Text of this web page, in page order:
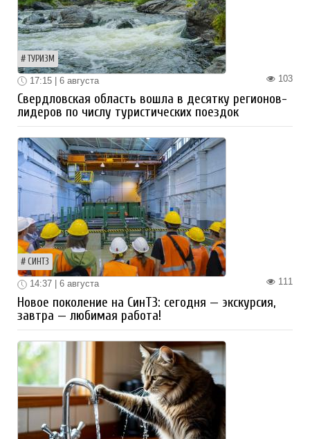
ТУРИЗМ
103
17:15 | 6 августа
Свердловская область вошла в десятку регионов-
лидеров по числу туристических поездок
СИНТЗ
111
14:37 | 6 августа
Новое поколение на СинТЗ: сегодня — экскурсия,
завтра — любимая работа!